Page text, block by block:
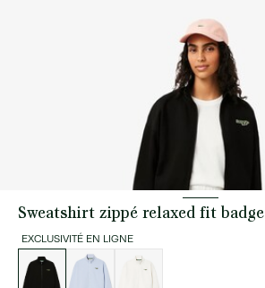
Sweatshirt zippé relaxed fit badge
EXCLUSIVITÉ EN LIGNE
des
déclinaisons